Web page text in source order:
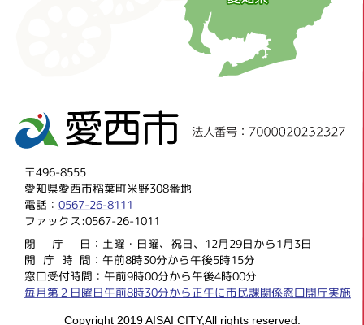
〒496-8555
愛知県愛西市稲葉町米野308番地
電話：0567-26-8111
ファックス:0567-26-1011
閉庁 日：土曜・日曜、祝日、12月29日から1月3日
開庁時 間：午前8時30分から午後5時15分
窓口受付時間：午前9時00分から午後4時00分
毎月第２日曜日午前8時30分から正午に市民課関係窓口開庁実施
Copyright 2019 AISAI CITY,All rights reserved.